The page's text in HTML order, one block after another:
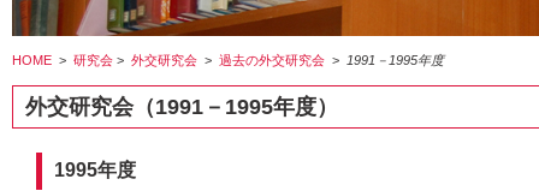
HOME > 研究会 > 外交研究会 > 過去の外交研究会 > 1991－1995年度
外交研究会（1991－1995年度）
1995年度